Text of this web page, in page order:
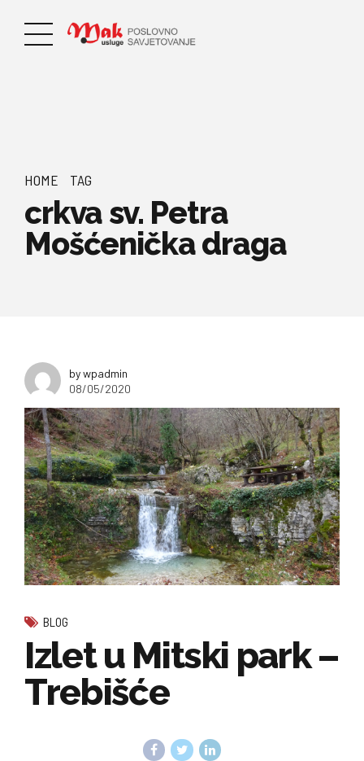
HOME TAG
crkva sv. Petra
Mošćenička draga
by wpadmin
08/05/2020
BLOG
Izlet u Mitski park –
Trebišće